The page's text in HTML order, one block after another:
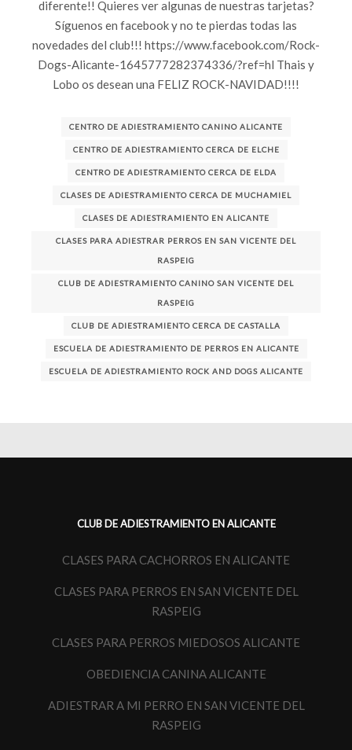
diferente!! Quieres ver algunas de nuestras tarjetas?
Síguenos en facebook y no te pierdas todas las
novedades del club!!! https://www.facebook.com/Rock-
Dogs-Alicante-1645777282374336/?ref=hl Thais y
Lobo os desean una FELIZ ROCK-NAVIDAD!!!!
CENTRO DE ADIESTRAMIENTO CANINO ALICANTE
CENTRO DE ADIESTRAMIENTO CERCA DE ELCHE
CENTRO DE ADIESTRAMIENTO CERCA DE ELDA
CLASES DE ADIESTRAMIENTO CERCA DE MUCHAMIEL
CLASES DE ADIESTRAMIENTO EN ALICANTE
CLASES PARA ADIESTRAR PERROS EN SAN VICENTE DEL
RASPEIG
CLUB DE ADIESTRAMIENTO CANINO SAN VICENTE DEL
RASPEIG
CLUB DE ADIESTRAMIENTO CERCA DE CASTALLA
ESCUELA DE ADIESTRAMIENTO DE PERROS EN ALICANTE
ESCUELA DE ADIESTRAMIENTO ROCK AND DOGS ALICANTE
CLUB DE ADIESTRAMIENTO EN ALICANTE
CLASES PARA CACHORROS EN ALICANTE
CLASES PARA PERROS EN SAN VICENTE DEL
RASPEIG
CLASES PARA PERROS MIEDOSOS ALICANTE
OBEDIENCIA CANINA ALICANTE
ADIESTRAR A MI PERRO EN SAN VICENTE DEL
RASPEIG